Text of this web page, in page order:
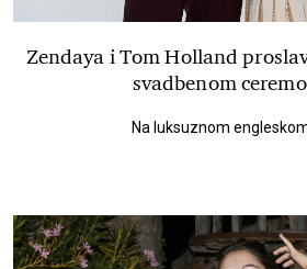
Zendaya i Tom Holland
svadbenom
Na luksuznom